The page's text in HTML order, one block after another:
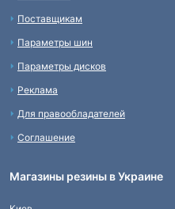
Поставщикам
Параметры шин
Параметры дисков
Реклама
Для правообладателей
Соглашение
Магазины резины в Украине